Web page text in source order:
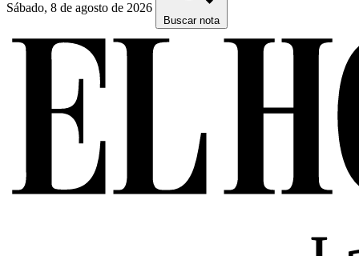
Sábado, 8 de agosto de 2026
Buscar nota